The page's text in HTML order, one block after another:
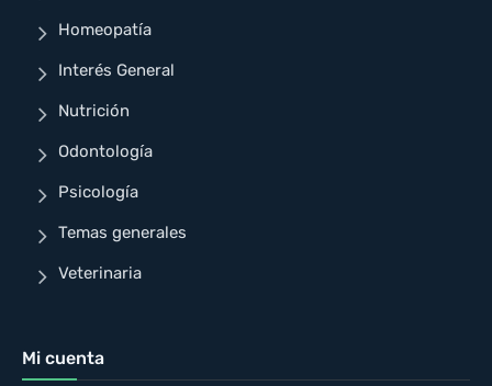
Homeopatía
Interés General
Nutrición
Odontología
Psicología
Temas generales
Veterinaria
Mi cuenta